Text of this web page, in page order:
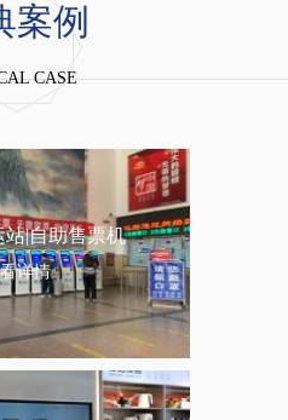
案例
CASE
|自助售票机
详情